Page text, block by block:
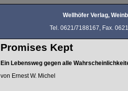
Wellhöfer Verlag,
Tel. 0621/7188167, Fax.
Promises Kept
Ein Lebensweg gegen alle
von Ernest W. Michel